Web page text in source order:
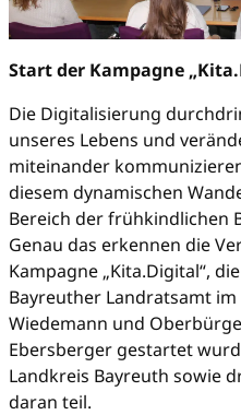
Start der Kampagne
Die Digitalisierung
unseres Lebens und
miteinander
diesem dynamischen
Bereich der frühkindlichen
Genau das erkennen die
Kampagne „Kita.Digital“,
Bayreuther Landratsamt
Wiedemann und
Ebersberger gestartet
Landkreis Bayreuth sowie
daran teil.